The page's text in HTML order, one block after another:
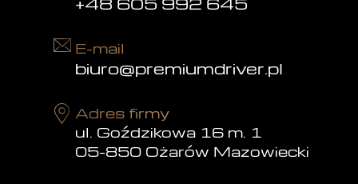
E-mail
biuro@premiumdriver.pl
Adres firmy
ul. Goździkowa 16 m. 1
05-850 Ożarów Mazowiecki